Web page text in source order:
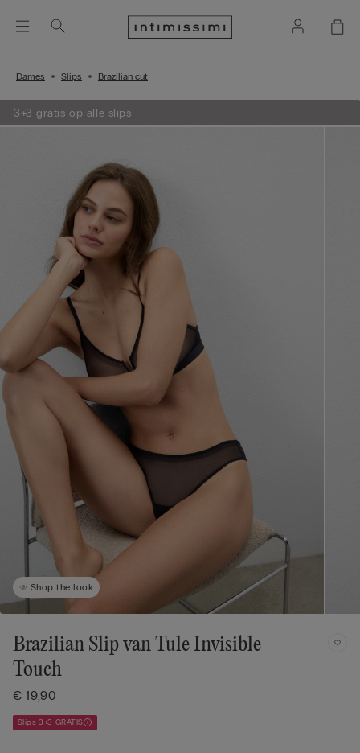
Dames Slips Brazilian cut
3+3 gratis op alle slips
Shop the look
Brazilian Slip van Tule Invisible
Touch
€ 19,90
Slips 3+3 GRATIS